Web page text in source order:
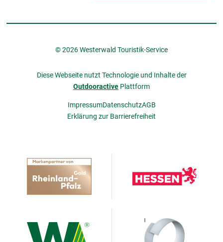
© 2026 Westerwald Touristik-Service
Diese Webseite nutzt Technologie und Inhalte der
Outdooractive Plattform
ImpressumDatenschutzAGB
Erklärung zur Barrierefreiheit